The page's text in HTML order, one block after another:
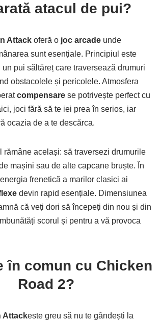
atacul de pui?
Attack oferă o joc arcade unde
sunt esențiale. Principiul este
pui săltăreț care traversează drumuri
obstacolele și pericolele. Atmosfera
compensare se potrivește perfect cu
joci fără să te iei prea în serios, iar
ocazia de a te descărca.
rămâne același: să traversezi drumurile
mașini sau de alte capcane bruște. În
energia frenetică a marilor clasici ai
devin rapid esențiale. Dimensiunea
că veți dori să începeți din nou și din
scorul și pentru a vă provoca
în comun cu Chicken
Road 2?
Attackeste greu să nu te gândești la